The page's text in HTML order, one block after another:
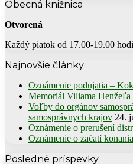
Obecná knižnica
Otvorená
Každý piatok od 17.00-19.00
Najnovšie články
Oznámenie podujatia –
Memoriál Viliama Henžeľa
Voľby do orgánov
samosprávnych krajov 24.
Oznámenie o prerušení
Oznámenie o začatí
Posledné príspevky